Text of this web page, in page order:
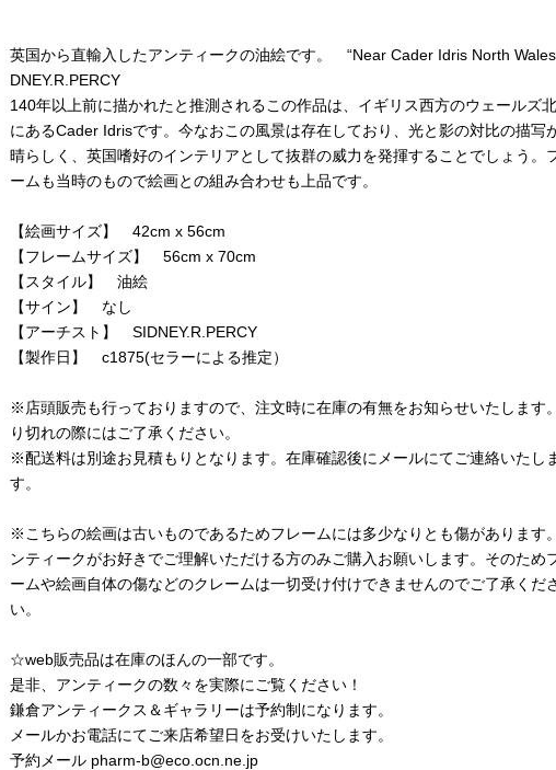
英国から直輸入したアンティークの油絵です。 “Near Cader Idris North
DNEY.R.PERCY
140年以上前に描かれたと推測されるこの作品は、イギリス西方のウェールズ
にあるCader Idrisです。今なおこの風景は存在しており、光と影の対比の描写
晴らしく、英国嗜好のインテリアとして抜群の威力を発揮することでしょう。
ームも当時のもので絵画との組み合わせも上品です。
【絵画サイズ】 42cm x 56cm
【フレームサイズ】 56cm x 70cm
【スタイル】 油絵
【サイン】 なし
【アーチスト】 SIDNEY.R.PERCY
【製作日】 c1875(セラーによる推定）
※店頭販売も行っておりますので、注文時に在庫の有無をお知らせいたします
り切れの際にはご了承ください。
※配送料は別途お見積もりとなります。在庫確認後にメールにてご連絡いたし
す。
※こちらの絵画は古いものであるためフレームには多少なりとも傷があります
ンティークがお好きでご理解いただける方のみご購入お願いします。そのため
ームや絵画自体の傷などのクレームは一切受け付けできませんのでご了承くだ
い。
☆web販売品は在庫のほんの一部です。
是非、アンティークの数々を実際にご覧ください！
鎌倉アンティークス＆ギャラリーは予約制になります。
メールかお電話にてご来店希望日をお受けいたします。
予約メール pharm-b@eco.ocn.ne.jp